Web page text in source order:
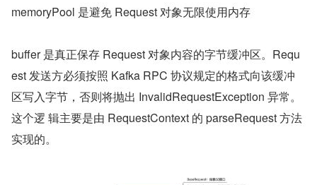
memoryPool 是避免 Request 对象无限使用内存
buffer 是真正保存 Request 对象内容的字节缓冲区。Requ
est 发送方必须按照 Kafka RPC 协议规定的格式向该缓冲
区写入字节，否则将抛出 InvalidRequestException 异常。
这个逻 辑主要是由 RequestContext 的 parseRequest 方法
实现的。